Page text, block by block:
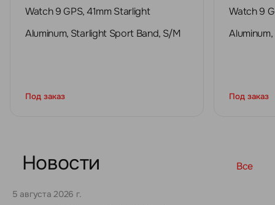
Watch 9 GPS, 41mm Starlight
Aluminum, Starlight Sport Band, S/M
Под заказ
Watch 9
Под заказ
Новости Все
5 августа 2026 г.